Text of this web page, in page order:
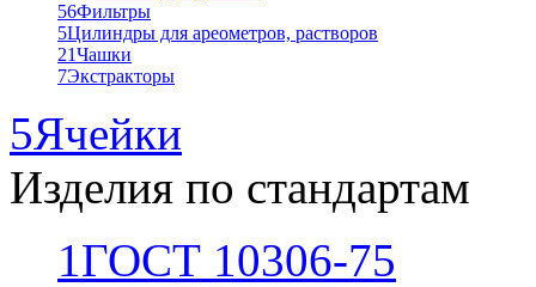
56Фильтры
5Цилиндры для ареометров, растворов
21Чашки
7Экстракторы
5Ячейки
Изделия по стандартам
1ГОСТ 10306-75